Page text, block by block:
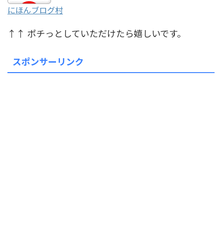
にほんブログ村
↑↑ ポチっとしていただけたら嬉しいです。
スポンサーリンク